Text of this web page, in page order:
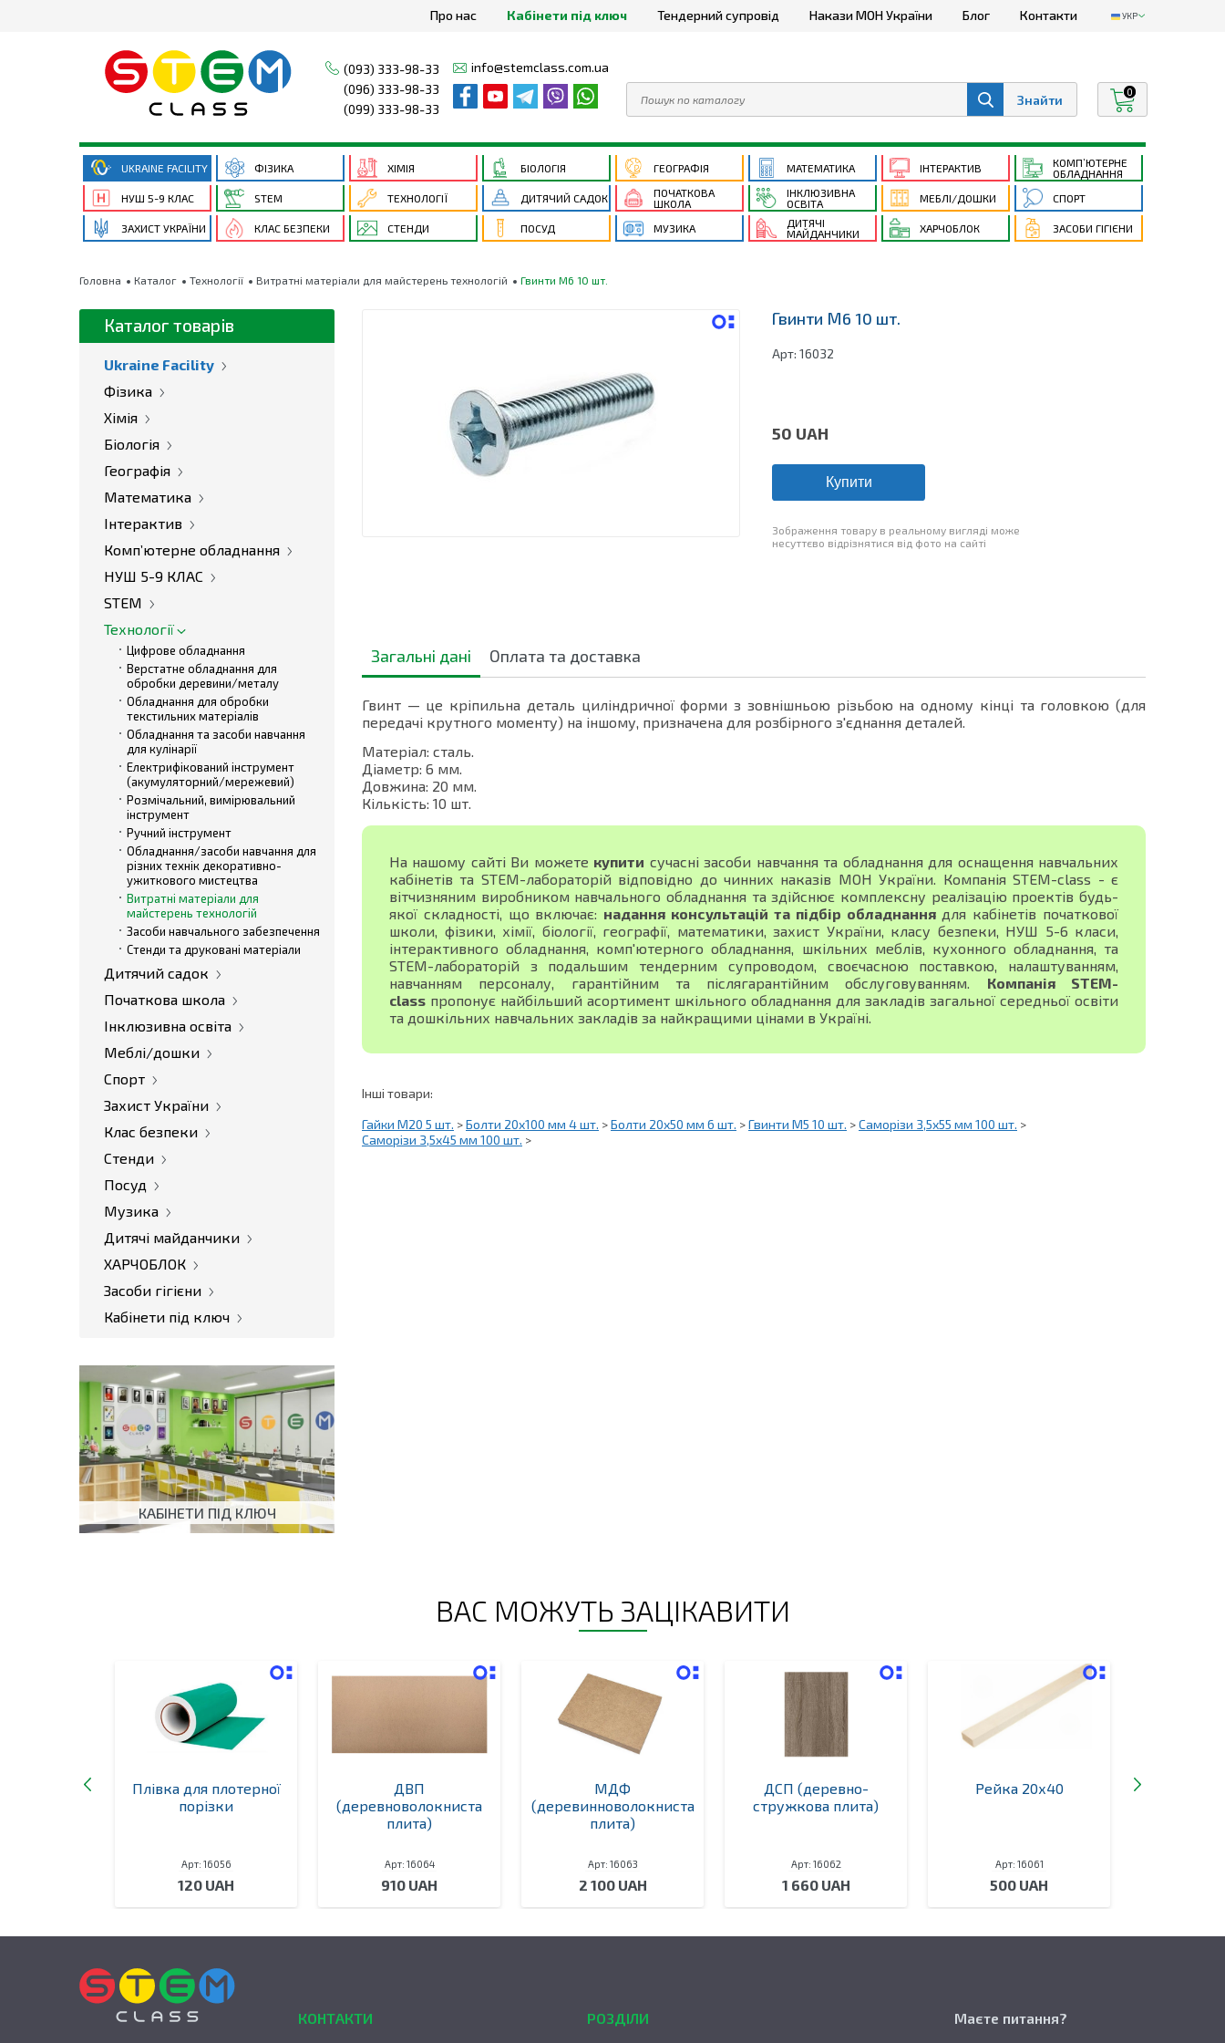
Про нас Кабінети під ключ Тендерний супровід Накази МОН України Блог Контакти УКР
(093) 333-98-33
(096) 333-98-33
(099) 333-98-33
info@stemclass.com.ua
0
UKRAINE FACILITY ФІЗИКА ХІМІЯ БІОЛОГІЯ ГЕОГРАФІЯ МАТЕМАТИКА ІНТЕРАКТИВ
КОМП’ЮТЕРНЕ
ОБЛАДНАННЯ
НУШ 5-9 КЛАС
STEM ТЕХНОЛОГІЇ ДИТЯЧИЙ САДОК
ПОЧАТКОВА
ШКОЛА
ІНКЛЮЗИВНА
ОСВІТА
МЕБЛІ/ДОШКИ СПОРТ
ЗАХИСТ УКРАЇНИ КЛАС БЕЗПЕКИ СТЕНДИ ПОСУД МУЗИКА
ДИТЯЧІ
МАЙДАНЧИКИ
ХАРЧОБЛОК ЗАСОБИ ГІГІЄНИ
Головна Каталог Технології Витратні матеріали для майстерень технологій Гвинти М6 10 шт.
Каталог товарів
Ukraine Facility
Фізика
Хімія
Біологія
Географія
Математика
Інтерактив
Комп’ютерне обладнання
НУШ 5-9 КЛАС
STEM
Технології
Цифрове обладнання
Верстатне обладнання для
обробки деревини/металу
Обладнання для обробки
текстильних матеріалів
Обладнання та засоби навчання
для кулінарії
Електрифікований інструмент
(акумуляторний/мережевий)
Розмічальний, вимірювальний
інструмент
Ручний інструмент
Обладнання/засоби навчання для
різних технік декоративно-
ужиткового мистецтва
Витратні матеріали для
майстерень технологій
Засоби навчального забезпечення
Стенди та друковані матеріали
Дитячий садок
Початкова школа
Інклюзивна освіта
Меблі/дошки
Спорт
Захист України
Клас безпеки
Стенди
Посуд
Музика
Дитячі майданчики
ХАРЧОБЛОК
Засоби гігієни
Кабінети під ключ
КАБІНЕТИ ПІД КЛЮЧ
Гвинти М6 10 шт.
Арт: 16032
50 UAH
Купити
Зображення товару в реальному вигляді може
несуттєво відрізнятися від фото на сайті
Загальні дані Оплата та доставка
Гвинт — це кріпильна деталь циліндричної форми з зовнішньою різьбою на одному кінці та головкою (для
передачі крутного моменту) на іншому, призначена для розбірного з'єднання деталей.
Матеріал: сталь.
Діаметр: 6 мм.
Довжина: 20 мм.
Кількість: 10 шт.
На нашому сайті Ви можете купити сучасні засоби навчання та обладнання для оснащення навчальних
кабінетів та STEM-лабораторій відповідно до чинних наказів МОН України. Компанія STEM-class - є
вітчизняним виробником навчального обладнання та здійснює комплексну реалізацію проектів будь-
якої складності, що включає: надання консультацій та підбір обладнаннядля кабінетів початкової
школи, фізики, хімії, біології, географії, математики, захист України, класу безпеки, НУШ 5-6 класи,
інтерактивного обладнання, комп'ютерного обладнання, шкільних меблів, кухонного обладнання, та
STEM-лабораторій з подальшим тендерним супроводом, своєчасною поставкою, налаштуванням,
навчанням персоналу, гарантійним та післягарантійним обслуговуванням. Компанія STEM-
class пропонує найбільший асортимент шкільного обладнання для закладів загальної середньої освіти
та дошкільних навчальних закладів за найкращими цінами в Україні.
Інші товари:
Гайки М20 5 шт. >Болти 20х100 мм 4 шт. >Болти 20х50 мм 6 шт. >Гвинти М5 10 шт. >Саморізи 3,5х55 мм 100 шт. >
Саморізи 3,5х45 мм 100 шт. >
ВАС МОЖУТЬ ЗАЦІКАВИТИ
Плівка для плотерної
порізки
Арт: 16056
120 UAH
ДВП
(деревноволокниста
плита)
Арт: 16064
910 UAH
МДФ
(деревинноволокниста
плита)
Арт: 16063
2 100 UAH
ДСП (деревно-
стружкова плита)
Арт: 16062
1 660 UAH
Рейка 20х40
Арт: 16061
500 UAH
КОНТАКТИ РОЗДІЛИ Маєте питання?